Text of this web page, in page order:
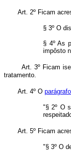
Art. 2º Ficam
§ 3º O
§ 4º As
impôsto
Art. 3º Ficam
tratamento.
Art. 4º O
"§ 2º O
Art. 5º Ficam
"§ 3º O